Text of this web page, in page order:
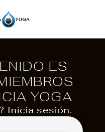
ES
YOGA
Inicia sesión.